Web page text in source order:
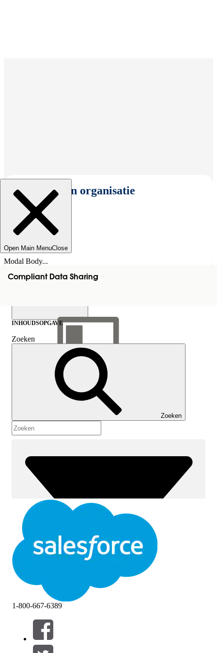
Selecteer een organisatie
Open Main MenuClose
Modal Body...
Compliant Data Sharing
Inhoudsopgave
weergeven
Inhoudsopgave
INHOUDSOPGAVE
Zoeken
Zoeken
Filteren op (0)
FILTERS SELECTEREN
1-800-667-6389